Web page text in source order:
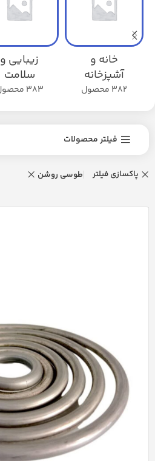
خانه و
آشپزخانه
382 محصول
زیبایی و
سلامت
383 محصول
فیلتر محصولات
پاکسازی فیلتر طوسی روشن